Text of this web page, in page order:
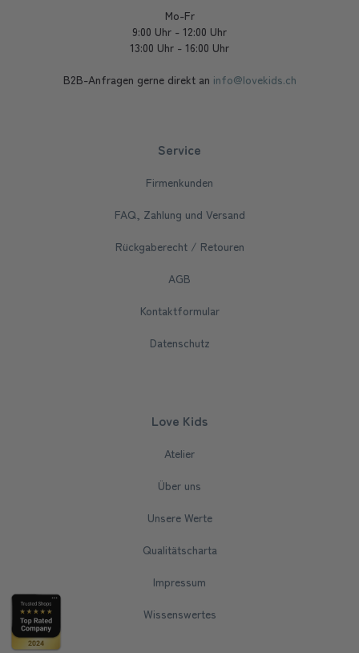
Mo-Fr
9:00 Uhr - 12:00 Uhr
13:00 Uhr - 16:00 Uhr
B2B-Anfragen gerne direkt an info@lovekids.ch
Service
Firmenkunden
FAQ, Zahlung und Versand
Rückgaberecht / Retouren
AGB
Kontaktformular
Datenschutz
Love Kids
Atelier
Über uns
Unsere Werte
Qualitätscharta
Impressum
Wissenswertes